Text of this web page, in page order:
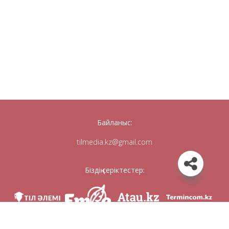
Байланыс:
tilmedia.kz@gmail.com
Біздің серіктестер: